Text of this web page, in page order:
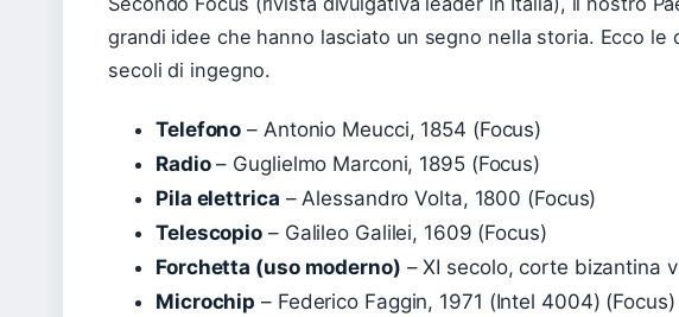
grandi idee che hanno lasciato un segno nella storia. Ecco le
secoli di ingegno.
Telefono – Antonio Meucci, 1854 (Focus)
Radio– Guglielmo Marconi, 1895 (Focus)
Pila elettrica – Alessandro Volta, 1800 (Focus)
Telescopio – Galileo Galilei, 1609 (Focus)
Forchetta (uso moderno) – XI secolo, corte bizantina
Microchip – Federico Faggin, 1971 (Intel 4004) (Focus)